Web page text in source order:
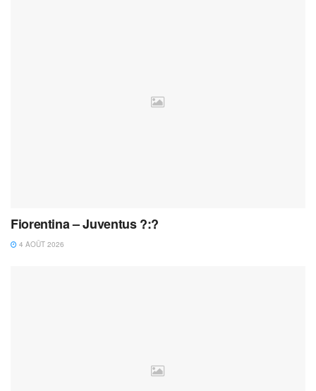
Fiorentina – Juventus ?:?
4 AOÛT 2026